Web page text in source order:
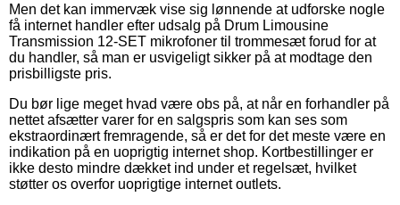
Men det kan immervæk vise sig lønnende at udforske nogle
få internet handler efter udsalg på Drum Limousine
Transmission 12-SET mikrofoner til trommesæt forud for at
du handler, så man er usvigeligt sikker på at modtage den
prisbilligste pris.
Du bør lige meget hvad være obs på, at når en forhandler på
nettet afsætter varer for en salgspris som kan ses som
ekstraordinært fremragende, så er det for det meste være en
indikation på en uoprigtig internet shop. Kortbestillinger er
ikke desto mindre dækket ind under et regelsæt, hvilket
støtter os overfor uoprigtige internet outlets.